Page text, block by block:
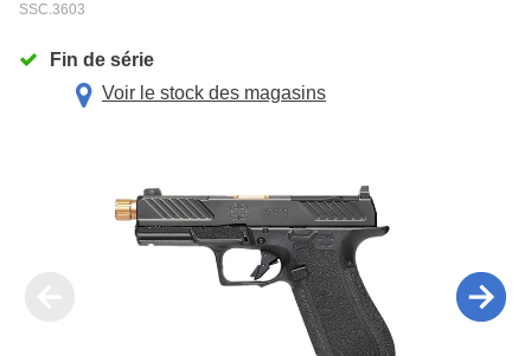
SSC.3603
Fin de série
Voir le stock des magasins